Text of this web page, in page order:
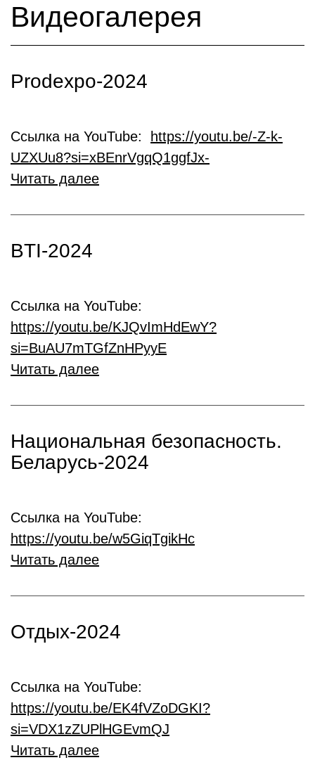
Видеогалерея
Prodexpo-2024
Ссылка на YouTube:
https://youtu.be/-Z-k-
UZXUu8?si=xBEnrVgqQ1ggfJx-
Читать далее
BTI-2024
Ссылка на YouTube:
https://youtu.be/KJQvImHdEwY?
si=BuAU7mTGfZnHPyyE
Читать далее
Национальная безопасность.
Беларусь-2024
Ссылка на YouTube:
https://youtu.be/w5GiqTgikHc
Читать далее
Отдых-2024
Ссылка на YouTube:
https://youtu.be/EK4fVZoDGKI?
si=VDX1zZUPlHGEvmQJ
Читать далее